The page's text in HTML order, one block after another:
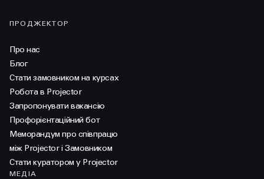
ПРОДЖЕКТОР
Про нас
Блог
Стати замовником на курсах
Робота в Projector
Запропонувати вакансію
Профорієнтаційний бот
Меморандум про співпрацю
між Projector і Замовником
Стати куратором у Projector
МЕДІА